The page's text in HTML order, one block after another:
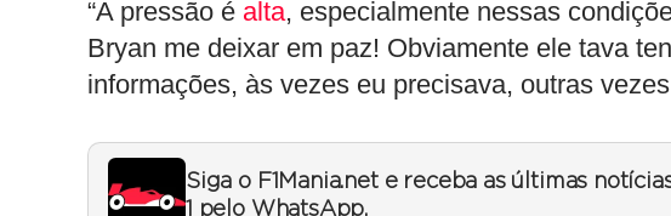
“A pressão é alta, especialmente nessas
Bryan me deixar em paz! Obviamente ele tava
informações, às vezes eu precisava, outras vezes
Siga o F1Mania.net e receba as últimas
1 pelo WhatsApp.